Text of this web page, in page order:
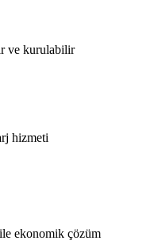
ve kurulabilir
hizmeti
ekonomik çözüm